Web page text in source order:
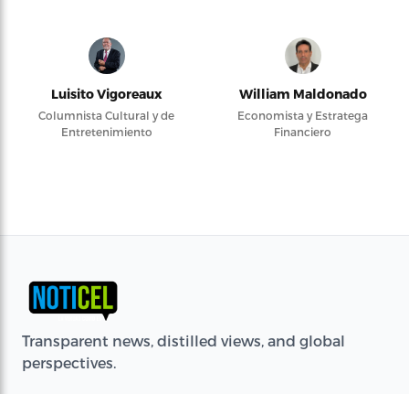
Luisito Vigoreaux
Columnista Cultural y de
Entretenimiento
William Maldonado
Economista y Estratega
Financiero
Transparent news, distilled views, and global
perspectives.